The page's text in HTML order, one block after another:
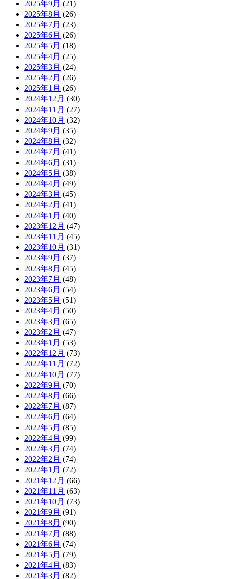
2025年9月 (21)
2025年8月 (26)
2025年7月 (23)
2025年6月 (26)
2025年5月 (18)
2025年4月 (25)
2025年3月 (24)
2025年2月 (26)
2025年1月 (26)
2024年12月 (30)
2024年11月 (27)
2024年10月 (32)
2024年9月 (35)
2024年8月 (32)
2024年7月 (41)
2024年6月 (31)
2024年5月 (38)
2024年4月 (49)
2024年3月 (45)
2024年2月 (41)
2024年1月 (40)
2023年12月 (47)
2023年11月 (45)
2023年10月 (31)
2023年9月 (37)
2023年8月 (45)
2023年7月 (48)
2023年6月 (54)
2023年5月 (51)
2023年4月 (50)
2023年3月 (65)
2023年2月 (47)
2023年1月 (53)
2022年12月 (73)
2022年11月 (72)
2022年10月 (77)
2022年9月 (70)
2022年8月 (66)
2022年7月 (87)
2022年6月 (64)
2022年5月 (85)
2022年4月 (99)
2022年3月 (74)
2022年2月 (74)
2022年1月 (72)
2021年12月 (66)
2021年11月 (63)
2021年10月 (73)
2021年9月 (91)
2021年8月 (90)
2021年7月 (88)
2021年6月 (74)
2021年5月 (79)
2021年4月 (83)
2021年3月 (82)